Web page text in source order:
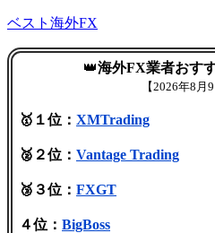
ベスト海外FX
👑海外FX業者おす
【2026年8月9
🥇１位： XMTrading
🥈２位： Vantage Trading
🥉３位： FXGT
４位： BigBoss